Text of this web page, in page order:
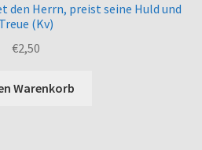
Herrn, preist seine Huld und
Treue (Kv)
€2,50
Warenkorb